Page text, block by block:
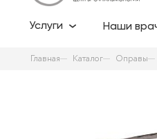
Услуги Наши
Главная Каталог Оправы